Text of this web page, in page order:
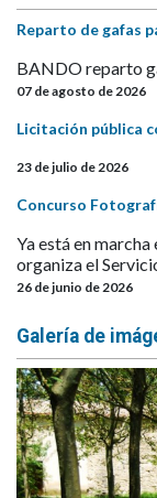
Reparto de gafas
BANDO reparto
07 de agosto de 2026
Licitación pública
23 de julio de 2026
Concurso
Ya está en
organiza el
26 de junio de 2026
Galería de